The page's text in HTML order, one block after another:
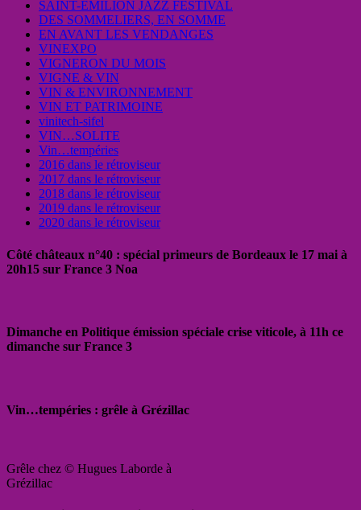
SAINT-EMILION JAZZ FESTIVAL
DES SOMMELIERS, EN SOMME
EN AVANT LES VENDANGES
VINEXPO
VIGNERON DU MOIS
VIGNE & VIN
VIN & ENVIRONNEMENT
VIN ET PATRIMOINE
vinitech-sifel
VIN…SOLITE
Vin…tempéries
2016 dans le rétroviseur
2017 dans le rétroviseur
2018 dans le rétroviseur
2019 dans le rétroviseur
2020 dans le rétroviseur
Côté châteaux n°40 : spécial primeurs de Bordeaux le 17 mai à
20h15 sur France 3 Noa
Dimanche en Politique émission spéciale crise viticole, à 11h ce
dimanche sur France 3
Vin…tempéries : grêle à Grézillac
Grêle chez © Hugues Laborde à
Grézillac